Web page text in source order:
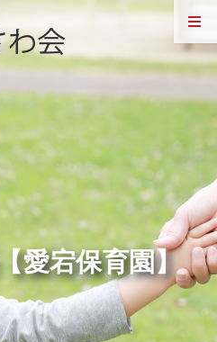
愛宕保育園】